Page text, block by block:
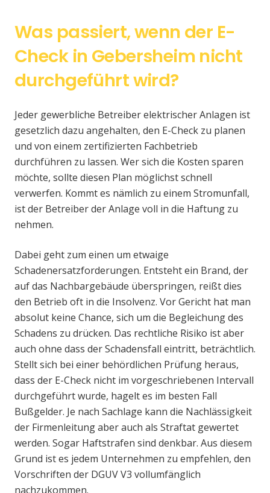
Was passiert, wenn der E-
Check in Gebersheim nicht
durchgeführt wird?
Jeder gewerbliche Betreiber elektrischer Anlagen ist
gesetzlich dazu angehalten, den E-Check zu planen
und von einem zertifizierten Fachbetrieb
durchführen zu lassen. Wer sich die Kosten sparen
möchte, sollte diesen Plan möglichst schnell
verwerfen. Kommt es nämlich zu einem Stromunfall,
ist der Betreiber der Anlage voll in die Haftung zu
nehmen.
Dabei geht zum einen um etwaige
Schadenersatzforderungen. Entsteht ein Brand, der
auf das Nachbargebäude überspringen, reißt dies
den Betrieb oft in die Insolvenz. Vor Gericht hat man
absolut keine Chance, sich um die Begleichung des
Schadens zu drücken. Das rechtliche Risiko ist aber
auch ohne dass der Schadensfall eintritt, beträchtlich.
Stellt sich bei einer behördlichen Prüfung heraus,
dass der E-Check nicht im vorgeschriebenen Intervall
durchgeführt wurde, hagelt es im besten Fall
Bußgelder. Je nach Sachlage kann die Nachlässigkeit
der Firmenleitung aber auch als Straftat gewertet
werden. Sogar Haftstrafen sind denkbar. Aus diesem
Grund ist es jedem Unternehmen zu empfehlen, den
Vorschriften der DGUV V3 vollumfänglich
nachzukommen.